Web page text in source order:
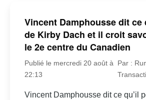
Vincent Damphousse dit ce
de Kirby Dach et il croit
le 2e centre du Canadien
Publié le mercredi 20 août à
22:13
Par :
Vincent Damphousse dit ce qu’il